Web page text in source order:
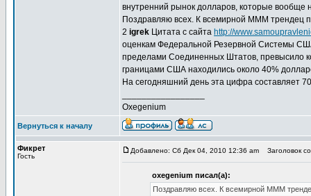
внутренний рынок долларов, которые вообще
Поздравляю всех. К всемирной МММ трендец
2 igrek Цитата с сайта http://
оценкам Федеральной Резервной Системы
пределами Соединенных Штатов, превысило
границами США находились около 40%
На сегодняшний день эта цифра составляет
Oxegenium
Вернуться к началу
Фикрет
Гость
Добавлено: Сб Дек 04, 2010 12:36 am Заголовок
oxegenium писал(а):
Поздравляю всех. К всемирной МММ